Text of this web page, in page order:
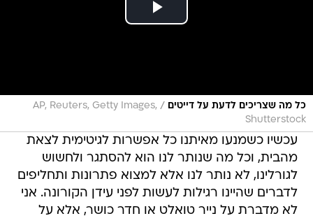
כל מה שצריכים לדעת על דייטים /
AP, Reuters, Getty Images,
Shutterstock
עכשיו כשמנעו מאיתנו כל אפשרות לגיטימית לצאת
מהבית, וכל מה שנותר לנו הוא להסתגר ולחשוש
לגורלינו, לא נותר לנו אלא למצוא פתרונות ותחליפים
לדברים שהיינו רגילות לעשות לפני עידן הקורונה. אני
לא מדברת על נייר טואלט או חדר כושר, אלא על